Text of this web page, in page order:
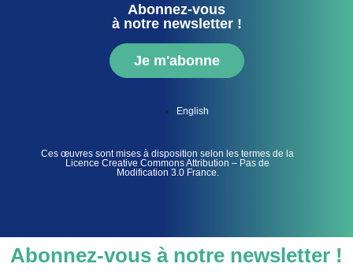
Abonnez-vous
à notre newsletter !
Je m'abonne
English
Ces œuvres sont mises à disposition selon les termes de la
Licence Creative Commons Attribution – Pas de
Modification 3.0 France.
Abonnez-vous à notre newsletter !